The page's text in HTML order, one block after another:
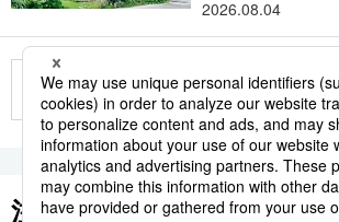
2026.08.04
もっと見る
注目のキーワード